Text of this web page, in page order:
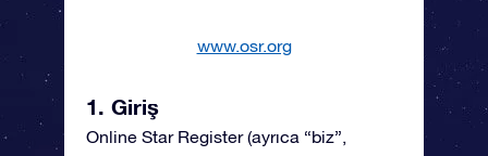
www.osr.org
1. Giriş
Online Star Register (ayrıca “biz”,